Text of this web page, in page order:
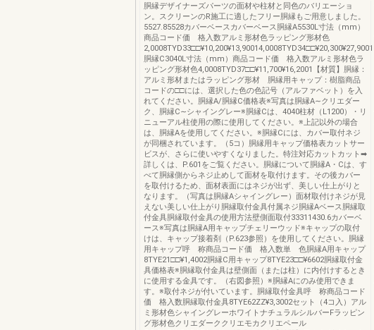
胴縁デザイナーズパーツの面材や柱材と同色のバリエーショ
ン。スクリーンのR施工に適したフリー胴縁もご用意しました。
5527.85528カバーベースカバーベース胴縁A5530L寸法（mm）
商品コード価 格入数アルミ形材色ラッピング形材色
2,0008TYD33□□¥10,200¥13,90014,0008TYD34□□¥20,300¥27,9001
胴縁C3040L寸法（mm）商品コード価 格入数アルミ形材色ラ
ッピング形材色4,0008TYD37□□¥11,700¥16,2001【材質】胴縁：
アルミ形材またはラッピング形材 胴縁用キャップ：樹脂商品
コードの□□には、選択した色の色記号（アルファベット）を入
れてください。胴縁A/胴縁C価格表※写真は胴縁A∼クリエダー
ク、胴縁C∼シャイングレー※胴縁Cは、4040柱材（L1200）・リ
ニューアル柱使用の際に使用してください。※上記以外の場合
は、胴縁Aを使用してください。※胴縁Cには、カバー取付ネジ
が同梱されています。（5コ）胴縁用キャップ価格表カットサー
ビスが、さらに使いやすくなりました。特注対応カットカット➡
詳しくは、P.601をご覧ください。胴縁について胴縁A・Cは、す
べて胴縁側からネジ止めして面材を取付けます。その後カバー
を取付けるため、面材表面にはネジが出ず、美しい仕上がりと
なります。（写真は胴縁Aシャイングレー）面材取付けネジが見
えない美しい仕上がり胴縁取付金具付属ネジ胴縁Aベース胴縁取
付金具胴縁取付金具の使用方法壁側面取付33311430.6カバーベ
ース※写真は胴縁A用キャップチェリーウッド※キャップの取付
けは、キャップ接着剤（P.623参照）を使用してください。胴縁
用キャップ呼 称商品コード価 格入数単 色胴縁A用キャップ
8TYE21□□¥1,4002胴縁C用キャップ8TYE23□□¥6602胴縁取付金
具価格表※胴縁取付金具は壁側面（または柱）に内付けするとき
に使用する金具です。（右図参照）※胴縁Aにのみ使用できま
す。※取付ネジが付いています。胴縁取付金具呼 称商品コード
価 格入数胴縁取付金具8TYE62ZZ¥3,3002セット（4コ入）アル
ミ形材色シャイングレーホワイトナチュラルシルバーFラッピン
グ形材色クリエダーククリエモカクリエペール